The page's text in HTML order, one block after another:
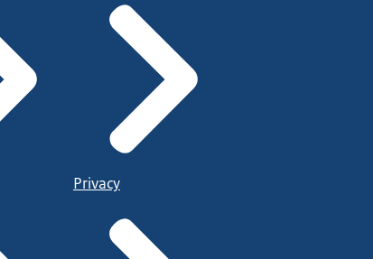
Privacy